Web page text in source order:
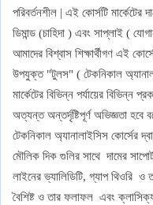
পরিবর্তনশীল | এই কোর্সটি মার্কেটের
ডিমান্ড (চাহিদা ) এবং সাপ্লাই (
আমাদের বিশ্বাস শিক্ষার্থীগণ এই
উপযুক্ত "টুলস" ( টেকনিকাল
মার্কেটের বিভিন্ন পর্যায়ের বিভিন্ন
অত্যন্ত অন্তর্দৃষ্টিপূর্ণ অভিজ্ঞতা হবে
টেকনিকাল অ্যানালাইসিস কোর্সের
মৌলিক দিক গুলির সাথে দামের
লাইনের ভ্যালিডিটি, গ্যাপ থিওরি ও
বৈশিষ্ট ও তার ফলাফল এবং